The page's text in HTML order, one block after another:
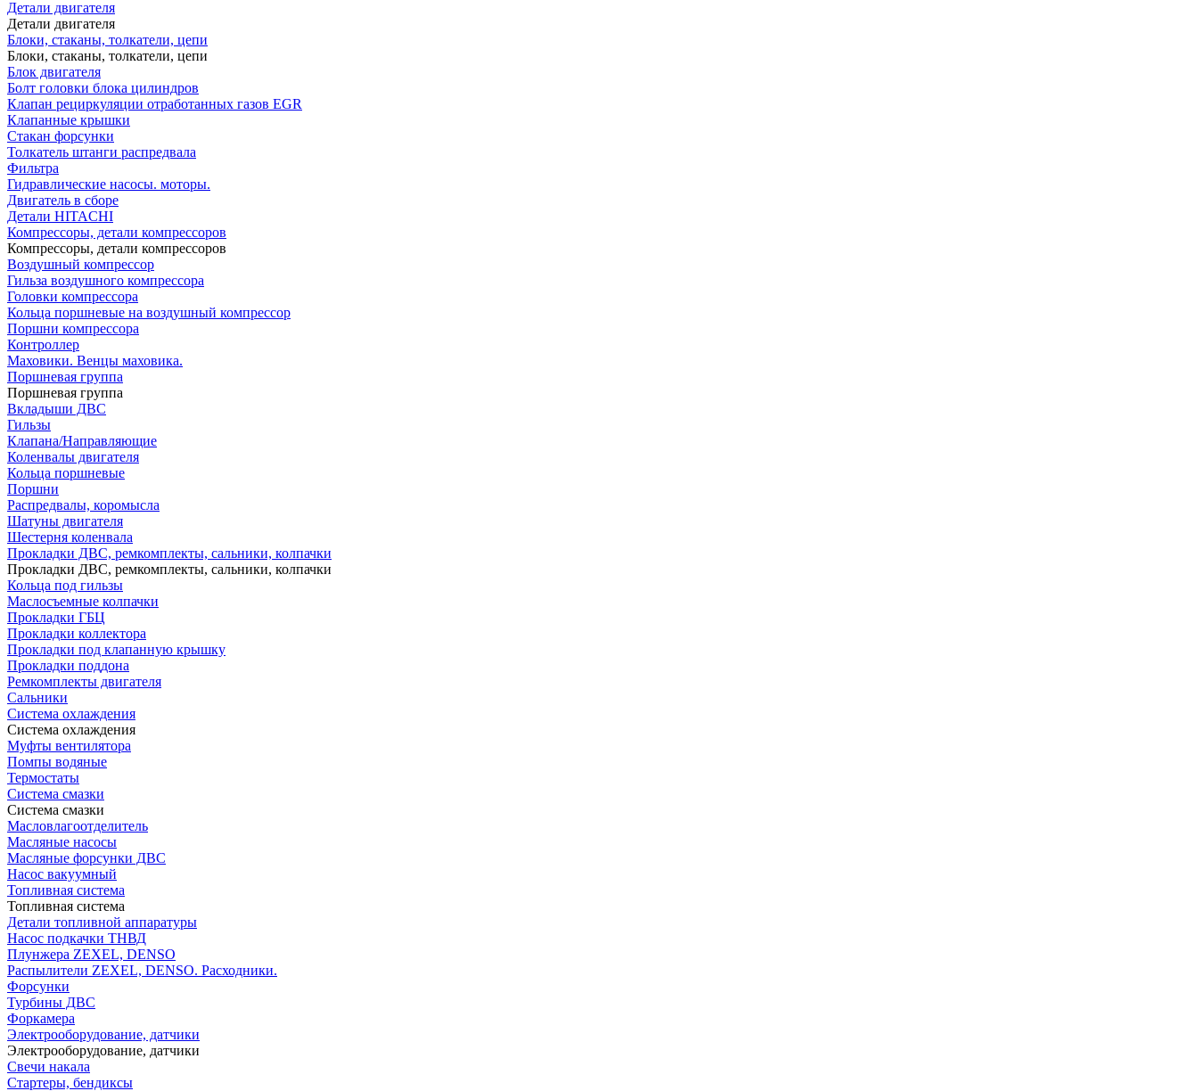
Детали двигателя
Детали двигателя
Блоки, стаканы, толкатели, цепи
Блоки, стаканы, толкатели, цепи
Блок двигателя
Болт головки блока цилиндров
Клапан рециркуляции отработанных газов EGR
Клапанные крышки
Стакан форсунки
Толкатель штанги распредвала
Фильтра
Гидравлические насосы. моторы.
Двигатель в сборе
Детали HITACHI
Компрессоры, детали компрессоров
Компрессоры, детали компрессоров
Воздушный компрессор
Гильза воздушного компрессора
Головки компрессора
Кольца поршневые на воздушный компрессор
Поршни компрессора
Контроллер
Маховики. Венцы маховика.
Поршневая группа
Поршневая группа
Вкладыши ДВС
Гильзы
Клапана/Направляющие
Коленвалы двигателя
Кольца поршневые
Поршни
Распредвалы, коромысла
Шатуны двигателя
Шестерня коленвала
Прокладки ДВС, ремкомплекты, сальники, колпачки
Прокладки ДВС, ремкомплекты, сальники, колпачки
Кольца под гильзы
Маслосъемные колпачки
Прокладки ГБЦ
Прокладки коллектора
Прокладки под клапанную крышку
Прокладки поддона
Ремкомплекты двигателя
Сальники
Система охлаждения
Система охлаждения
Муфты вентилятора
Помпы водяные
Термостаты
Система смазки
Система смазки
Масловлагоотделитель
Масляные насосы
Масляные форсунки ДВС
Насос вакуумный
Топливная система
Топливная система
Детали топливной аппаратуры
Насос подкачки ТНВД
Плунжера ZEXEL, DENSO
Распылители ZEXEL, DENSO. Расходники.
Форсунки
Турбины ДВС
Форкамера
Электрооборудование, датчики
Электрооборудование, датчики
Свечи накала
Стартеры, бендиксы